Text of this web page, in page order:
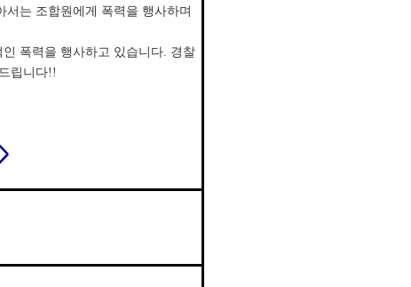
는 조합원에게 폭력을 행사하며
폭력을 행사하고 있습니다. 경찰
립니다!!